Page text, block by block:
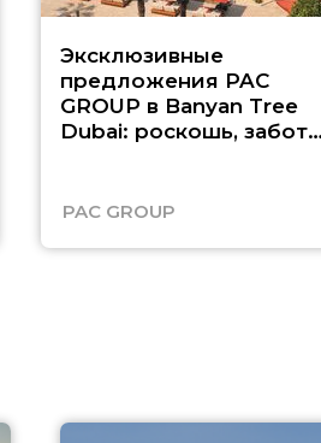
Эксклюзивные
предложения PAC
GROUP в Banyan Tree
Dubai: роскошь, забота
PAC GROUP